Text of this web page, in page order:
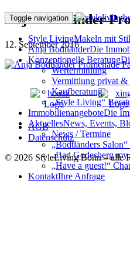
Toggle navigation
Style LivingMakeln mit Stil
Anja BodtländerDie
Konzeptionelle Beratung
Wertermittlung
Vermittlung privat &
Kaufberatung
„Style Living“
ImmobilienangeboteDie
AktuellesNews, Events,
News / Termine
„Bodtländers Salon“
„Bad Godesberg
„Have a guest!“
KontaktIhre Anfrage
Anja Bodtländer
12. September 2016
AGB
Datenschutz
© 2026 StyleLiving Bonn – alle